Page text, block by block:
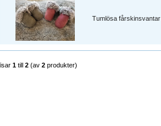
Tumlösa fårskinsvantar
1 till 2 (av 2 produkter)